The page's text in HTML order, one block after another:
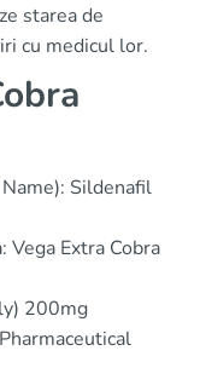
starea de
cu medicul lor.
Sildenafil
Vega Extra Cobra
200mg